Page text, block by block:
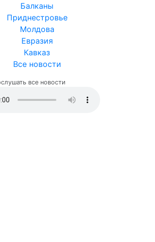
Балканы
Приднестровье
Молдова
Евразия
Кавказ
Все новости
все новости